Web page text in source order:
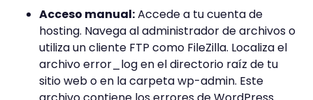
Acceso manual:Accede a tu cuenta de
hosting. Navega al administrador de archivos o
utiliza un cliente FTP como FileZilla. Localiza el
archivo error_log en el directorio raíz de tu
sitio web o en la carpeta wp-admin. Este